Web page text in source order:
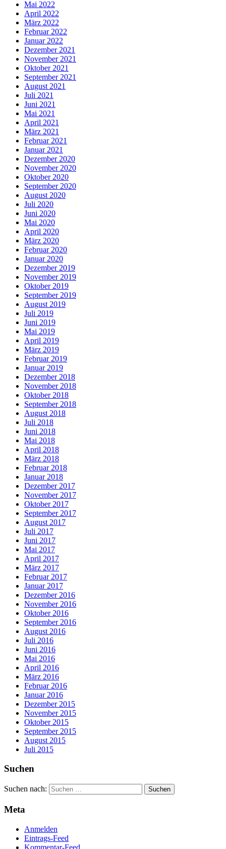
Mai 2022
April 2022
März 2022
Februar 2022
Januar 2022
Dezember 2021
November 2021
Oktober 2021
September 2021
August 2021
Juli 2021
Juni 2021
Mai 2021
April 2021
März 2021
Februar 2021
Januar 2021
Dezember 2020
November 2020
Oktober 2020
September 2020
August 2020
Juli 2020
Juni 2020
Mai 2020
April 2020
März 2020
Februar 2020
Januar 2020
Dezember 2019
November 2019
Oktober 2019
September 2019
August 2019
Juli 2019
Juni 2019
Mai 2019
April 2019
März 2019
Februar 2019
Januar 2019
Dezember 2018
November 2018
Oktober 2018
September 2018
August 2018
Juli 2018
Juni 2018
Mai 2018
April 2018
März 2018
Februar 2018
Januar 2018
Dezember 2017
November 2017
Oktober 2017
September 2017
August 2017
Juli 2017
Juni 2017
Mai 2017
April 2017
März 2017
Februar 2017
Januar 2017
Dezember 2016
November 2016
Oktober 2016
September 2016
August 2016
Juli 2016
Juni 2016
Mai 2016
April 2016
März 2016
Februar 2016
Januar 2016
Dezember 2015
November 2015
Oktober 2015
September 2015
August 2015
Juli 2015
Suchen
Suchen nach:
Meta
Anmelden
Eintrags-Feed
Kommentar-Feed